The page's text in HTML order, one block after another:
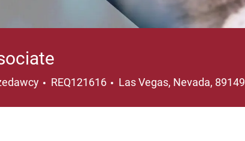
REQ121616 Lokalizacja
Las Vegas, Nevada, 89149